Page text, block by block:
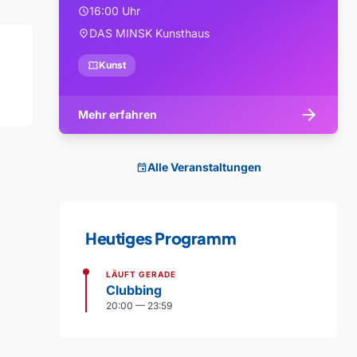
schedule16:00 Uhr
location_onDAS MINSK Kunsthaus
confirmation_numberKunst
Mehr erfahren arrow_forward
eventAlle Veranstaltungen
Heutiges Programm
LÄUFT GERADE
Clubbing
20:00 — 23:59